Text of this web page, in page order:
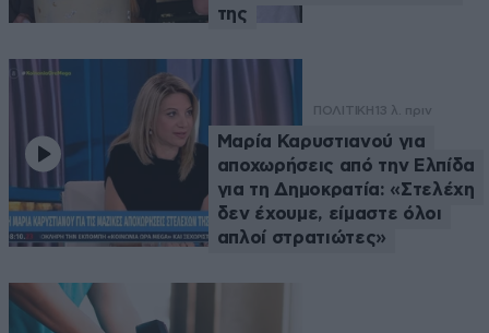
της
ΠΟΛΙΤΙΚΗ 13 λ. πριν
Μαρία Καρυστιανού για
αποχωρήσεις από την Ελπίδα
για τη Δημοκρατία: «Στελέχη
δεν έχουμε, είμαστε όλοι
απλοί στρατιώτες»